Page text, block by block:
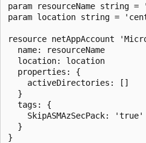
param resourceName string
param location string =
resource netAppAccount
  name: resourceName
  location: location
  properties: {
    activeDirectories: []
  }
  tags: {
    SkipASMAzSecPack: 'true'
  }
}